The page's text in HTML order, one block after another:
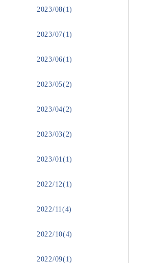
2023/08(1)
2023/07(1)
2023/06(1)
2023/05(2)
2023/04(2)
2023/03(2)
2023/01(1)
2022/12(1)
2022/11(4)
2022/10(4)
2022/09(1)